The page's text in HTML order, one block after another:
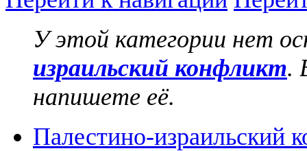
У этой категории нет
израильский конфликт.
напишете её.
Палестино-израильский